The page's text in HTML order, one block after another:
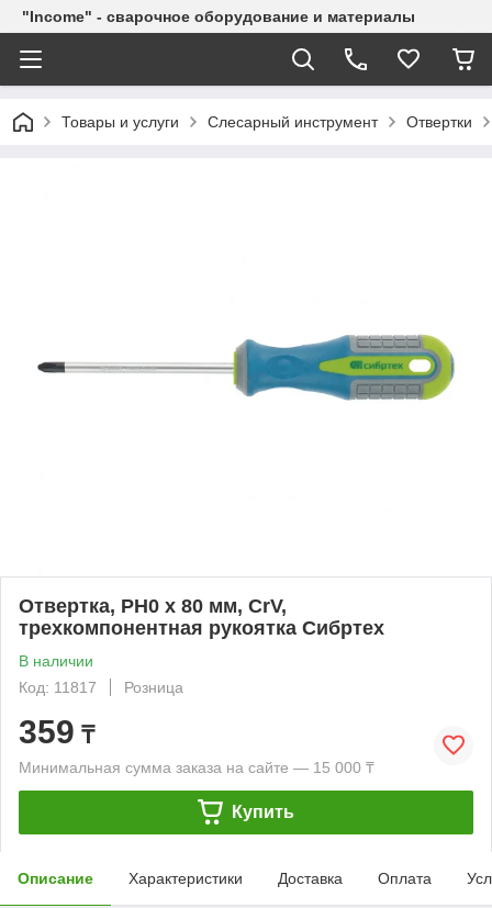
"Income" - сварочное оборудование и материалы
Товары и услуги Слесарный инструмент Отвертки
Отвертка, PH0 х 80 мм, CrV,
трехкомпонентная рукоятка Сибртех
В наличии
Код: 11817
Розница
359 ₸
Минимальная сумма заказа на сайте — 15 000 ₸
Купить
Описание Характеристики Доставка Оплата